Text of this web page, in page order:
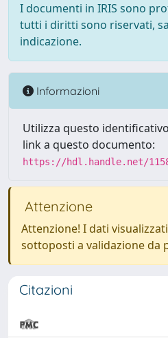
I documenti in IRIS sono
tutti i diritti sono riservati,
indicazione.
Informazioni
Utilizza questo
link a questo documento:
https://hdl.handle.net/
Attenzione
Attenzione! I dati
sottoposti a validazione da
Citazioni